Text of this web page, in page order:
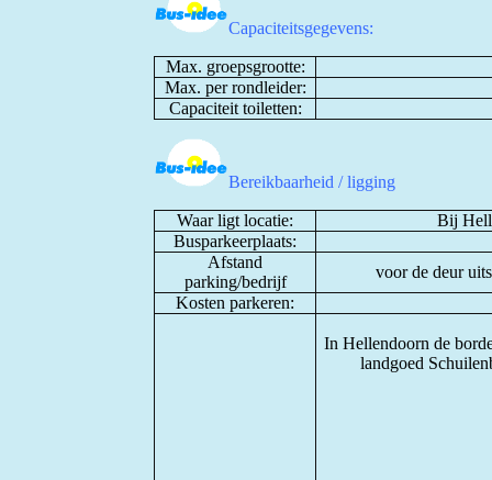
Capaciteitsgegevens:
Max. groepsgrootte:
Max. per rondleider:
Capaciteit toiletten:
Bereikbaarheid / ligging
Waar ligt locatie:
Bij
Busparkeerplaats:
Afstand
parking/bedrijf
voor de deur
Kosten parkeren:
In Hellendoorn de
landgoed